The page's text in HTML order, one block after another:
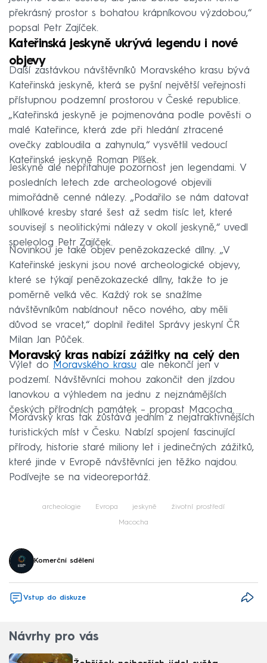
překrásný prostor s bohatou krápníkovou výzdobou,“
popsal Petr Zajíček.
Kateřinská jeskyně ukrývá legendu i nové
objevy
Další zastávkou návštěvníků Moravského krasu bývá
Kateřinská jeskyně, která se pyšní největší veřejnosti
přístupnou podzemní prostorou v České republice.
„Kateřinská jeskyně je pojmenována podle pověsti o
malé Kateřince, která zde při hledání ztracené
ovečky zabloudila a zahynula,“ vysvětlil vedoucí
Kateřinské jeskyně Roman Plíšek.
Jeskyně ale nepřitahuje pozornost jen legendami. V
posledních letech zde archeologové objevili
mimořádně cenné nálezy. „Podařilo se nám datovat
uhlíkové kresby staré šest až sedm tisíc let, které
souvisejí s neolitickými nálezy v okolí jeskyně,“ uvedl
speleolog Petr Zajíček.
Novinkou je také objev penězokazecké dílny. „V
Kateřinské jeskyni jsou nové archeologické objevy,
které se týkají penězokazecké dílny, takže to je
poměrně velká věc. Každý rok se snažíme
návštěvníkům nabídnout něco nového, aby měli
důvod se vracet,“ doplnil ředitel Správy jeskyní ČR
Milan Jan Půček.
Moravský kras nabízí zážitky na celý den
Výlet do Moravského krasu ale nekončí jen v
podzemí. Návštěvníci mohou zakončit den jízdou
lanovkou a výhledem na jednu z nejznámějších
českých přírodních památek – propast Macocha.
Moravský kras tak zůstává jedním z nejatraktivnějších
turistických míst v Česku. Nabízí spojení fascinující
přírody, historie staré miliony let i jedinečných zážitků,
které jinde v Evropě návštěvníci jen těžko najdou.
Podívejte se na videoreportáž.
archeologie Evropa jeskyně životní prostředí
Macocha
Komerční sdělení
Vstup do diskuze
Návrhy pro vás